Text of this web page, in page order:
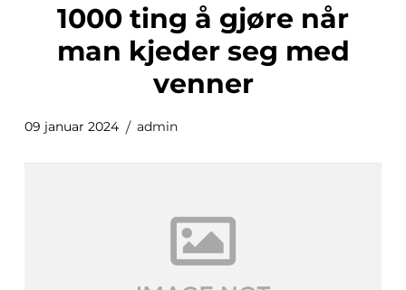
1000 ting å gjøre når
man kjeder seg med
venner
09 januar 2024 admin